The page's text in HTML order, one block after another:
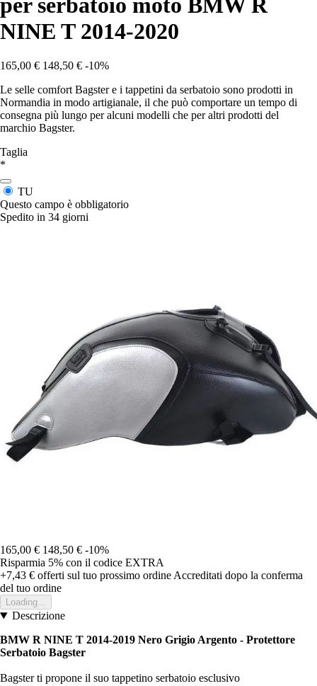
NINE T 2014-2020
165,00 € 148,50 € -10%
Le selle comfort Bagster e i tappetini da serbatoio sono prodotti in
Normandia in modo artigianale, il che può comportare un tempo di
consegna più lungo per alcuni modelli che per altri prodotti del
marchio Bagster.
Taglia
*
TU
Questo campo è obbligatorio
Spedito in 34 giorni
165,00 € 148,50 € -10%
Risparmia 5% con il codice EXTRA
+7,43 € offerti sul tuo prossimo ordine Accreditati dopo la conferma
del tuo ordine
Loading...
Descrizione
BMW R NINE T 2014-2019 Nero Grigio Argento - Protettore
Serbatoio Bagster
Bagster ti propone il suo tappetino serbatoio esclusivo